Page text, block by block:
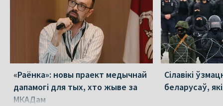
«Раёнка»: новы праект медычнай
дапамогі для тых, хто жыве за
МКАДам
Сілавікі
беларусаў,